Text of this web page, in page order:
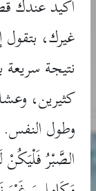
أكيد عندك
غيرك،
نتيجة
كثيرين،
الصَّبْرُ